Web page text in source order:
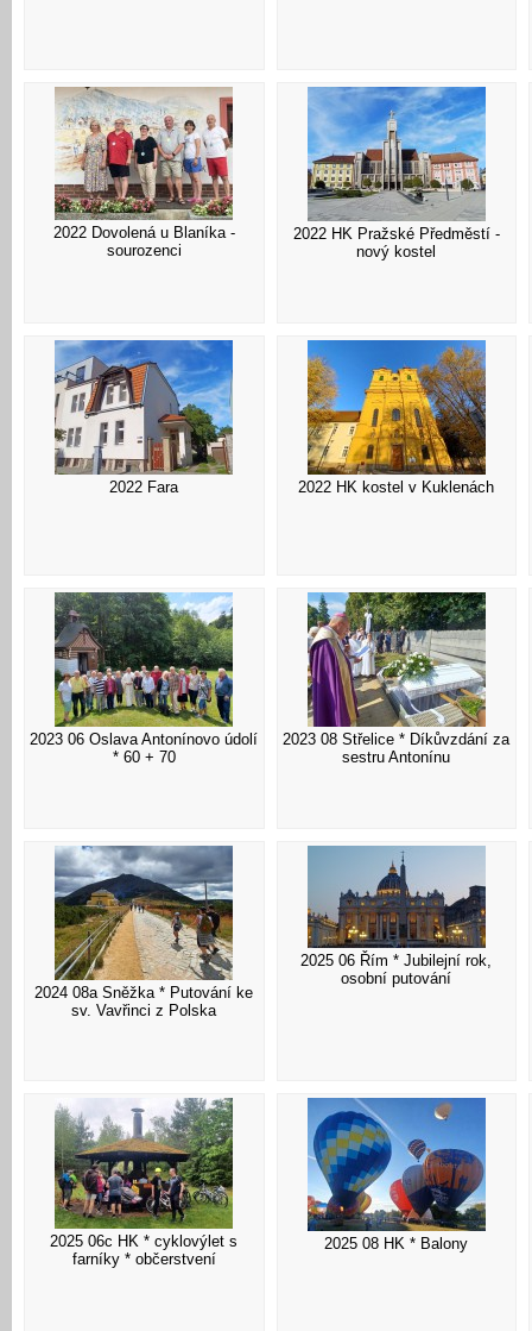
2022 Dovolená u Blaníka -
sourozenci
2022 HK Pražské Předměstí -
nový kostel
2022 Fara 2022 HK kostel v Kuklenách
2023 06 Oslava Antonínovo údolí
* 60 + 70
2023 08 Střelice * Díkůvzdání za
sestru Antonínu
2024 08a Sněžka * Putování ke
sv. Vavřinci z Polska
2025 06 Řím * Jubilejní rok,
osobní putování
2025 06c HK * cyklovýlet s
farníky * občerstvení
2025 08 HK * Balony